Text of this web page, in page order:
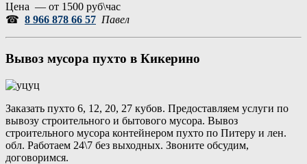
Цена — от 1500 руб\час
☎ 8 966 878 66 57 Павел
Вывоз мусора пухто в Кикерино
Заказать пухто 6, 12, 20, 27 кубов. Предоставляем услуги по
вывозу строительного и бытового мусора. Вывоз
строительного мусора контейнером пухто по Питеру и лен.
обл. Работаем 24\7 без выходных. Звоните обсудим,
договоримся.